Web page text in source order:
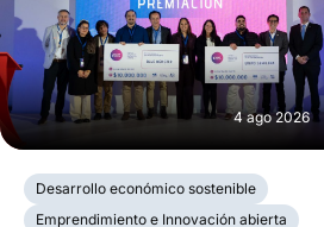
4 ago 2026
Desarrollo económico sostenible
Emprendimiento e Innovación abierta